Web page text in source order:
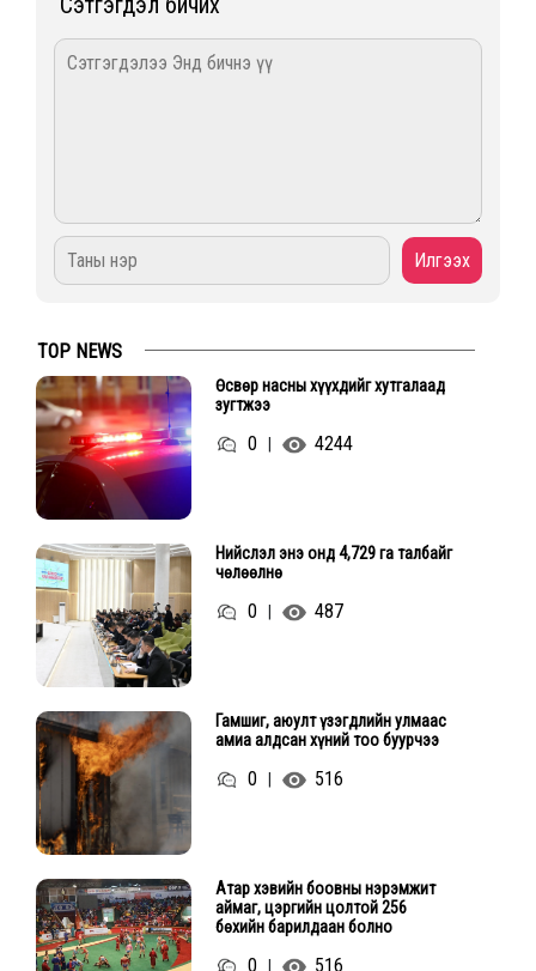
TOP NEWS
Өсвөр насны хүүхдийг хутгалаад
зугтжээ
0 | 4244
Нийслэл энэ онд 4,729 га талбайг
чөлөөлнө
0 | 487
Гамшиг, аюулт үзэгдлийн улмаас
амиа алдсан хүний тоо буурчээ
0 | 516
Атар хэвийн боовны нэрэмжит
аймаг, цэргийн цолтой 256
бөхийн барилдаан болно
0 | 516